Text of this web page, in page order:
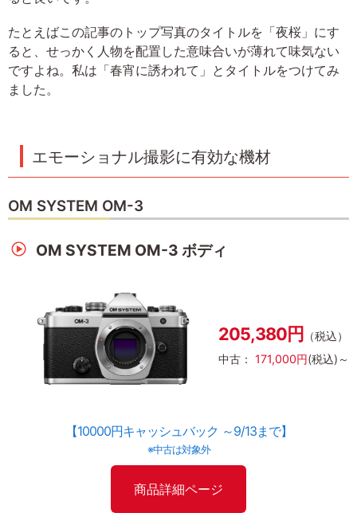
たとえばこの記事のトップ写真のタイトルを「夜桜」にす
ると、せっかく人物を配置した意味合いが薄れて味気ない
ですよね。私は「春宵に誘われて」とタイトルをつけてみ
ました。
エモーショナル撮影に有効な機材
OM SYSTEM OM-3
OM SYSTEM OM-3 ボディ
205,380円 （税込）
中古： 171,000円(税込)～
【10000円キャッシュバック ～9/13まで】
※中古は対象外
商品詳細ページ